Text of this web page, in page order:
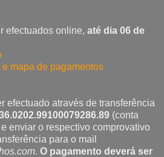
efectuados online, até dia 06 de
mapa de pagamentos
efectuado através de transferência
(conta
enviar o respectivo comprovativo
para o mail
. O pagamento deverá ser